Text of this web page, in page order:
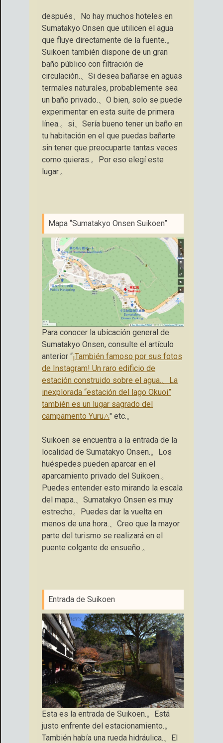
después、No hay muchos hoteles en
Sumatakyo Onsen que utilicen el agua
que fluye directamente de la fuente.。
Suikoen también dispone de un gran
baño público con filtración de
circulación.、Si desea bañarse en aguas
termales naturales, probablemente sea
un baño privado.、O bien, solo se puede
experimentar en esta suite de primera
línea.。si、Sería bueno tener un baño en
tu habitación en el que puedas bañarte
sin tener que preocuparte tantas veces
como quieras.。Por eso elegí este
lugar.。
Mapa “Sumatakyo Onsen Suikoen”
Para conocer la ubicación general de
Sumatakyo Onsen, consulte el artículo
anterior “¡También famoso por sus fotos
de Instagram! Un raro edificio de
estación construido sobre el agua.、La
inexplorada “estación del lago Okuoi”
también es un lugar sagrado del
campamento Yuru△" etc.。
Suikoen se encuentra a la entrada de la
localidad de Sumatakyo Onsen.。Los
huéspedes pueden aparcar en el
aparcamiento privado del Suikoen.。
Puedes entender esto mirando la escala
del mapa.、Sumatakyo Onsen es muy
estrecho。Puedes dar la vuelta en
menos de una hora.、Creo que la mayor
parte del turismo se realizará en el
puente colgante de ensueño.。
Entrada de Suikoen
Esta es la entrada de Suikoen.。Está
justo enfrente del estacionamiento.。
También había una rueda hidráulica.、El